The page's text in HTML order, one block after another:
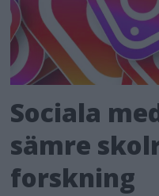
Sociala
sämre
forskning